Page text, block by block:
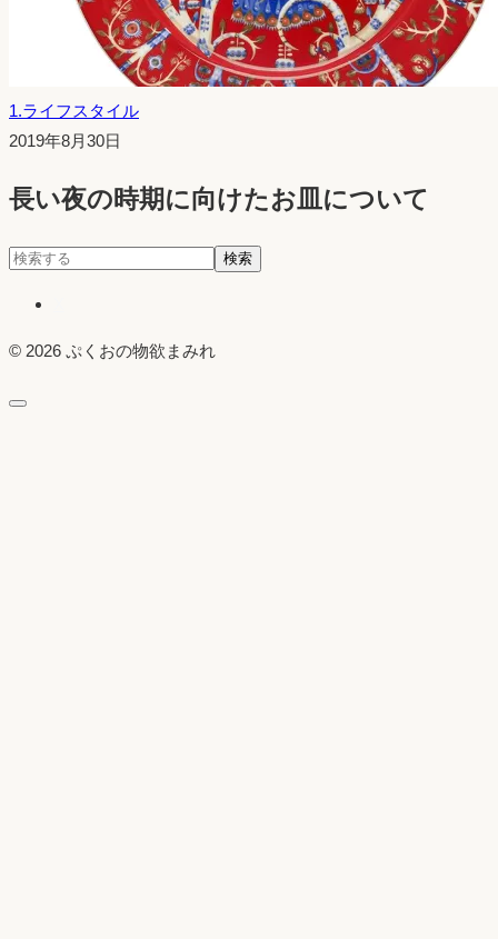
1.ライフスタイル
投
日：
2019年8月30日
長い夜の時期に向けたお皿について
検
検索
© 2026 ぷくおの物欲まみれ